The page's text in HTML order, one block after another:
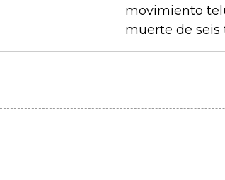
movimiento
muerte de seis